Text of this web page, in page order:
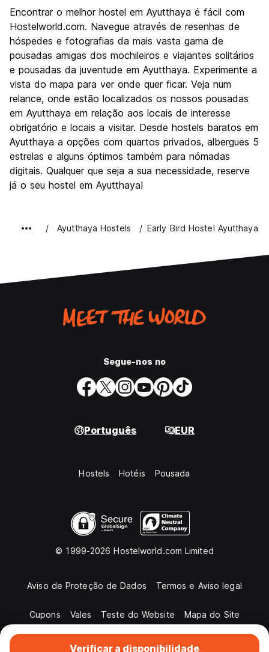
Verificar a disponibilidade
Cultura
9.2
Festas / vida noturna
Custo-beneficio
8.1
Encontrar o melhor hostel em Ayutthaya é fácil com
Hostelworld.com. Navegue através de resenhas de
hóspedes e fotografias da mais vasta gama de
pousadas amigas dos mochileiros e viajantes solitários
e pousadas da juventude em Ayutthaya. Experimente a
vista do mapa para ver onde quer ficar. Veja num
relance, onde estão localizados os nossos pousadas
em Ayutthaya em relação aos locais de interesse
obrigatório e locais a visitar. Desde hostels baratos em
Ayutthaya a opções com quartos privados, albergues 5
estrelas e alguns óptimos também para nómadas
digitais. Qualquer que seja a sua necessidade, reserve
já o seu hostel em Ayutthaya!
Ayutthaya Hostels Early Bird Hostel Ayutthaya
Segue-nos no
Português EUR
Hostels Hotéis Pousada
© 1999-2026 Hostelworld.com Limited
Aviso de Proteção de Dados Termos e Aviso legal
Cupons Vales Teste do Website Mapa do Site